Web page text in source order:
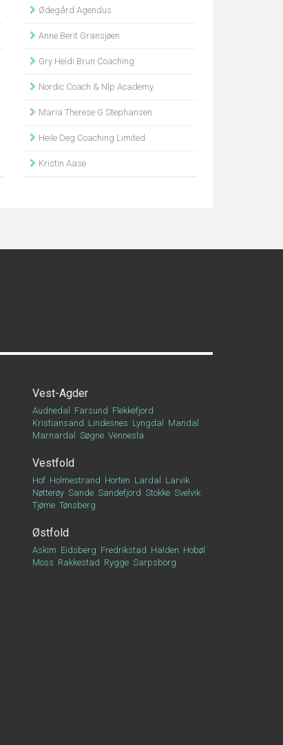
Ødegård Agendus
Anne Berit Gransjøen
Gry Heidi Brun Coaching
Nordic Coach & Nlp Academy
Maria Therese G Stephansen
Heile Deg Coaching Limited
Kristin Aase
Vest-Agder
Audnedal Farsund Flekkefjord
Kristiansand Lindesnes Lyngdal
Mandal
Marnardal
Søgne Vennesla
Vestfold
Hof Holmestrand Horten Lardal
Larvik
Nøtterøy Sande Sandefjord Stokke Svelvik
Tjøme Tønsberg
Østfold
Askim Eidsberg Fredrikstad Halden Hobøl
Moss Rakkestad Rygge Sarpsborg